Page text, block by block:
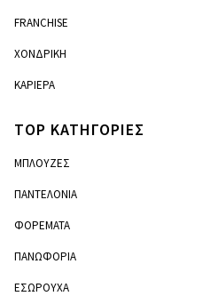
FRANCHISE
ΧΟΝΔΡΙΚΗ
ΚΑΡΙΕΡΑ
TOP ΚΑΤΗΓΟΡΙΕΣ
ΜΠΛΟΥΖΕΣ
ΠΑΝΤΕΛΟΝΙΑ
ΦΟΡΕΜΑΤΑ
ΠΑΝΩΦΟΡΙΑ
ΕΣΩΡΟΥΧΑ